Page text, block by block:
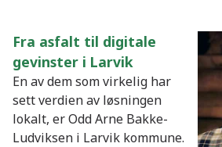
Fra asfalt til digitale
gevinster i Larvik
En av dem som virkelig har
sett verdien av løsningen
lokalt, er Odd Arne Bakke-
Ludviksen i Larvik kommune.